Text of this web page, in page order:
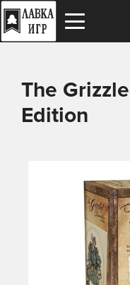
The
Edition